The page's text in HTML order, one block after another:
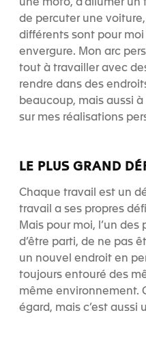
une moto, d’allumer
de percuter une
différents sont pour
envergure. Mon arc
tout à travailler avec
rendre dans des
beaucoup, mais aussi
sur mes réalisations
LE PLUS GRAND
Chaque travail est un
travail a ses propres
Mais pour moi, l’un
d’être parti, de ne pas
un nouvel endroit en
toujours entouré des
même environnement.
égard, mais c’est aussi